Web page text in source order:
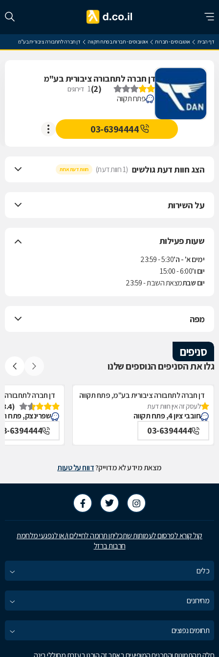
דף הבית אוטובוסים - חברות אוטובוסים - חברות בפתח תקווה דן חברה לתחבורה ציבורית בע"מ
דן חברה לתחבורה ציבורית בע"מ
(
2
)
1 דירוגים
פתח תקווה
03-6394444
הצג חוות דעת גולשים (1 חוות דעת) חוות דעת אחת
על השירות
שעות פעילות
ימים א' - ה'5:30 - 23:59
יום ו'6:00 - 15:00
יום שבתמצאת השבת - 23:59
מפה
סניפים
גלו את הסניפים הנוספים שלנו
דן חברה לתחבורה ציבורית בע"מ, פתח תקווה
לעסק זה אין חוות דעת
חובבי ציון 4, פתח תקווה
03-6394444
דן חברה לתחבורה
(3.4)
שפרינצק, פתח
6394444
מצאת מידע לא מדוייק?דווח על טעות
קול קורא לפרסום לעמותות שתכליתן תרומה לחיילים ו/או לנפגעי מלחמת
חרבות ברזל
כלים
מחירונים
תחומים נפוצים